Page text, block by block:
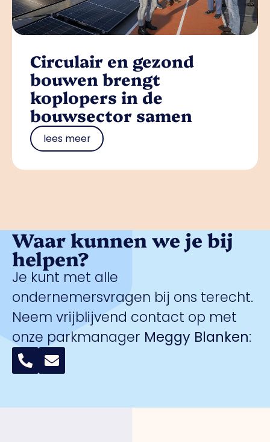
Circulair en gezond
bouwen brengt
koplopers in de
bouwsector samen
lees meer
Waar kunnen we je bij
helpen?
Je kunt met alle
ondernemersvragen bij ons terecht.
Neem vrijblijvend contact op met
onze parkmanager Meggy Blanken: